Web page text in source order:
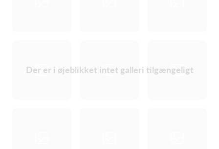
Der er i øjeblikket intet galleri tilgængeligt